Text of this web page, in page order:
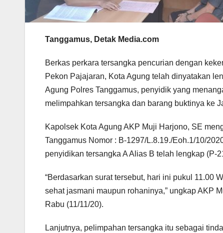
Tanggamus, Detak Media.com
Berkas perkara tersangka pencurian dengan
Pekon Pajajaran, Kota Agung telah dinyatakan
Agung Polres Tanggamus, penyidik yang
melimpahkan tersangka dan barang buktinya ke
Kapolsek Kota Agung AKP Muji Harjono, SE
Tanggamus Nomor : B-1297/L.8.19./Eoh.1/10/
penyidikan tersangka A Alias B telah lengkap (P-
“Berdasarkan surat tersebut, hari ini pukul 11.00
sehat jasmani maupun rohaninya,” ungkap AKP
Rabu (11/11/20).
Lanjutnya, pelimpahan tersangka itu sebagai